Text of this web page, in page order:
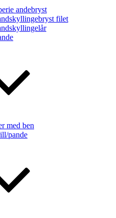
andebryst
filet
med ben
pande